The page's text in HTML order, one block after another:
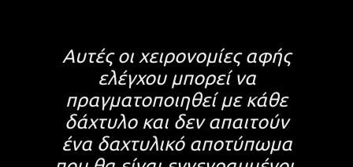
Αυτές οι χειρονομίες αφής
ελέγχου μπορεί να
πραγματοποιηθεί με κάθε
δάχτυλο και δεν απαιτούν
ένα δαχτυλικό αποτύπωμα